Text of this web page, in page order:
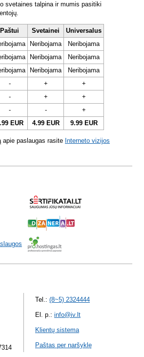
svetaines talpina ir mumis pasitiki
Paštui Svetainei
Universalus
Neribojama
Neribojama
Neribojama
Neribojama
Neribojama
Neribojama
- +
+
- +
+
- -
+
EUR 4.99 EUR 9.99 EUR
apie paslaugas rasite Interneto vizijos
Tel.: (8~5) 2324444
El. p.: info@iv.lt
Klientų sistema
Paštas per naršyklę